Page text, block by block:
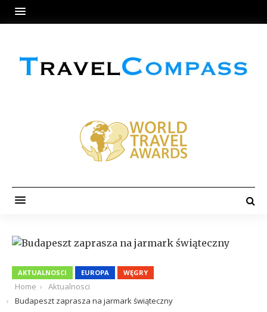
AKTUALNOSCI EUROPA WĘGRY
Home
Aktualnosci
Budapeszt zaprasza na jarmark świąteczny